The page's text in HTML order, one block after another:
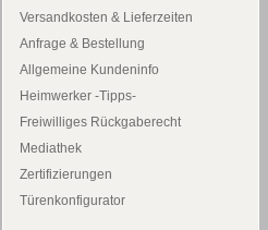
Versandkosten & Lieferzeiten
Anfrage & Bestellung
Allgemeine Kundeninfo
Heimwerker -Tipps-
Freiwilliges Rückgaberecht
Mediathek
Zertifizierungen
Türenkonfigurator